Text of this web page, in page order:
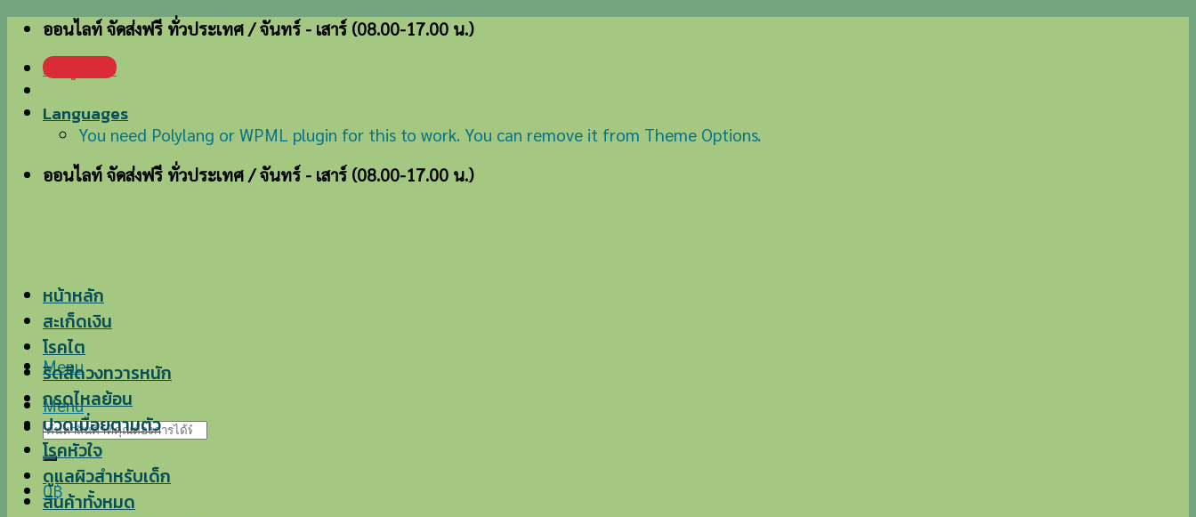
Skip
content
ออนไลท์ จัดส่งฟรี ทั่วประเทศ / จันทร์ - เสาร์ (08.00-17.00 น.)
เข้าสู่ระบบ
Languages
You need Polylang or WPML plugin for this to work. You can remove it from Theme Options.
ออนไลท์ จัดส่งฟรี ทั่วประเทศ / จันทร์ - เสาร์ (08.00-17.00 น.)
Menu
Menu
ค้นหา:
0฿
หน้าหลัก
สะเก็ดเงิน
โรคไต
ริดสีดวงทวารหนัก
กรดไหลย้อน
ปวดเมื่อยตามตัว
โรคหัวใจ
ดูแลผิวสำหรับเด็ก
สินค้าทั้งหมด